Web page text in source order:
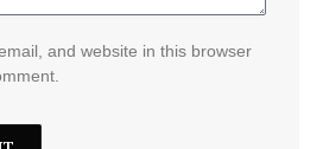
and website in this browser